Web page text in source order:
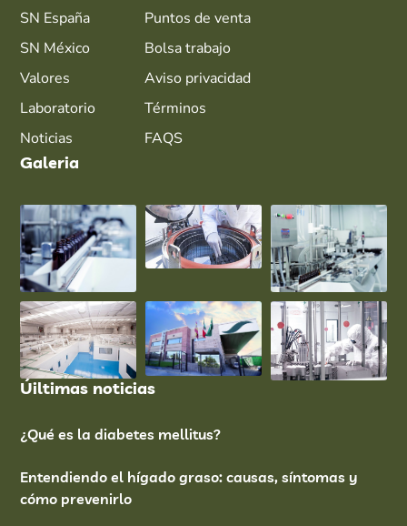
SN España
SN México
Valores
Laboratorio
Noticias
Puntos de venta
Bolsa trabajo
Aviso privacidad
Términos
FAQS
Galeria
Úiltimas noticias
¿Qué es la diabetes mellitus?
Entendiendo el hígado graso: causas, síntomas y
cómo prevenirlo